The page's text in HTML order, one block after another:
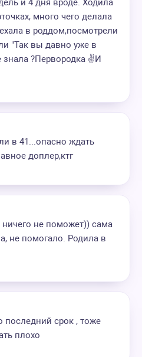
и 4 дня вроде. Ходила
много чего делала
в роддом,посмотрели
"Так вы давно уже в
знала ?Первородка ✌️И
в 41...опасно ждать
доплер,ктг
не поможет)) сама
не помогало. Родила в
последний срок , тоже
плохо